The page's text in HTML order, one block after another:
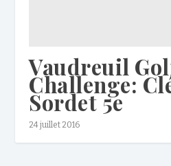
Vaudreuil
Challenge:
Sordet 5e
24 juillet 2016